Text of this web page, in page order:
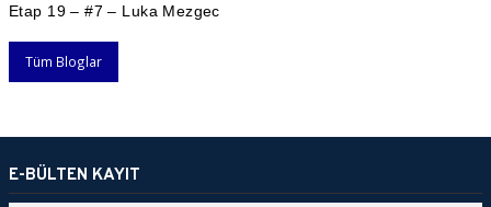
Etap 19 – #7 – Luka Mezgec
Tüm Bloglar
E-BÜLTEN KAYIT